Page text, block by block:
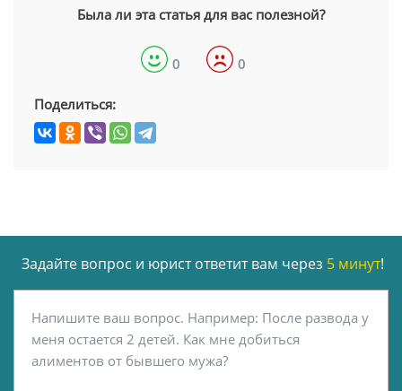
Была ли эта статья для вас полезной?
0 0
Поделиться:
Задайте вопрос и юрист ответит вам через 5 минут!